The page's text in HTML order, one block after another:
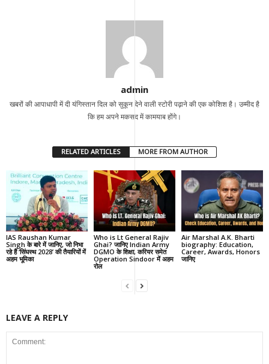
admin
खबरों की आपाधापी में दी यंगिस्तान दिल को सुकून देने वाली स्टोरी पढ़ाने की एक कोशिश है। उम्मीद है
कि हम अपने मकसद में कामयाब होंगे।
RELATED ARTICLES MORE FROM AUTHOR
IAS Raushan Kumar
Singh के बारे में जानिए, जो निभा
रहे हैं ‘सिंघस्थ 2028’ की तैयारियों में
अहम भूमिका
Who is Lt General Rajiv
Ghai? जानिए Indian Army
DGMO के शिक्षा, करियर समेत
Operation Sindoor में अहम
रोल
Air Marshal A.K. Bharti
biography: Education,
Career, Awards, Honors
जानिए
LEAVE A REPLY